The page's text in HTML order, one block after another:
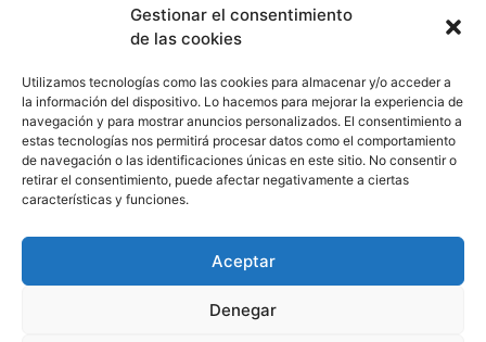
Gestionar el consentimiento
de las cookies
Utilizamos tecnologías como las cookies para almacenar y/o acceder a
la información del dispositivo. Lo hacemos para mejorar la experiencia de
navegación y para mostrar anuncios personalizados. El consentimiento a
estas tecnologías nos permitirá procesar datos como el comportamiento
de navegación o las identificaciones únicas en este sitio. No consentir o
retirar el consentimiento, puede afectar negativamente a ciertas
características y funciones.
Aceptar
Denegar
¿Por qué estudiar un FP?
LaFP de Grado Medio tiene una tasa de desempleo
menor
Las matriculaciones en FP aumentaran un 30% en los